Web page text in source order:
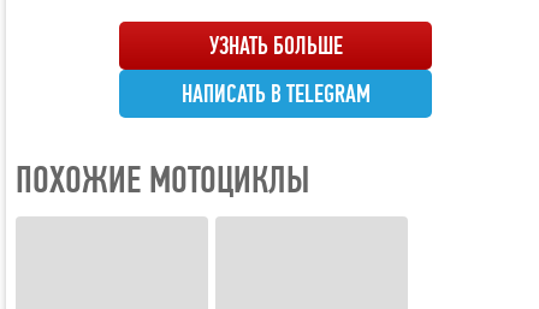
УЗНАТЬ БОЛЬШЕ
НАПИСАТЬ В TELEGRAM
ПОХОЖИЕ МОТОЦИКЛЫ